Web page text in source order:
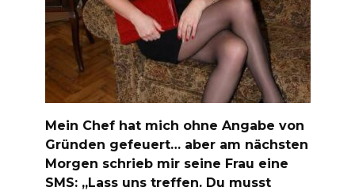
Mein Chef hat mich ohne Angabe von
Gründen gefeuert… aber am nächsten
Morgen schrieb mir seine Frau eine
SMS: „Lass uns treffen. Du musst